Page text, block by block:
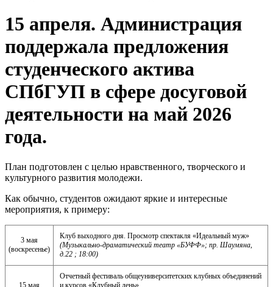
15 апреля. Администрация
поддержала предложения
студенческого актива
СПбГУП в сфере досуговой
деятельности на май 2026
года.
План подготовлен с целью нравственного, творческого и
культурного развития молодежи.
Как обычно, студентов ожидают яркие и интересные
мероприятия, к примеру:
3 мая
(воскресенье)
Клуб выходного дня. Просмотр спектакля «Идеальный муж»
(Музыкально-драматический театр «БУФФ»; пр. Шаумяна,
д.22 ; 18:00)
15 мая
Отчетный фестиваль общеуниверситетских клубных объединений
и курсов «Клубный день»